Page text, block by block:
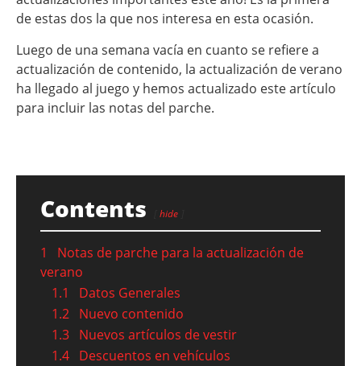
de estas dos la que nos interesa en esta ocasión.
Luego de una semana vacía en cuanto se refiere a
actualización de contenido, la actualización de verano
ha llegado al juego y hemos actualizado este artículo
para incluir las notas del parche.
Contents hide
1
Notas de parche para la actualización de
verano
1.1
Datos Generales
1.2 Nuevo contenido
1.3 Nuevos artículos de vestir
1.4 Descuentos en vehículos